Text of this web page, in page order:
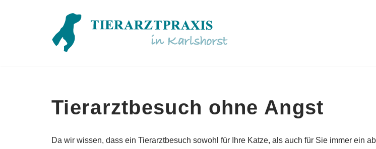
Tierarztbesuch ohne Angst
Da wir wissen, dass ein Tierarztbesuch sowohl für Ihre Katze, als auch für Sie immer ein